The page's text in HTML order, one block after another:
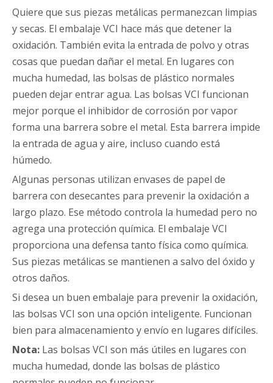
Quiere que sus piezas metálicas permanezcan limpias
y secas. El embalaje VCI hace más que detener la
oxidación. También evita la entrada de polvo y otras
cosas que puedan dañar el metal. En lugares con
mucha humedad, las bolsas de plástico normales
pueden dejar entrar agua. Las bolsas VCI funcionan
mejor porque el inhibidor de corrosión por vapor
forma una barrera sobre el metal. Esta barrera impide
la entrada de agua y aire, incluso cuando está
húmedo.
Algunas personas utilizan envases de papel de
barrera con desecantes para prevenir la oxidación a
largo plazo. Ese método controla la humedad pero no
agrega una protección química. El embalaje VCI
proporciona una defensa tanto física como química.
Sus piezas metálicas se mantienen a salvo del óxido y
otros daños.
Si desea un buen embalaje para prevenir la oxidación,
las bolsas VCI son una opción inteligente. Funcionan
bien para almacenamiento y envío en lugares difíciles.
Nota: Las bolsas VCI son más útiles en lugares con
mucha humedad, donde las bolsas de plástico